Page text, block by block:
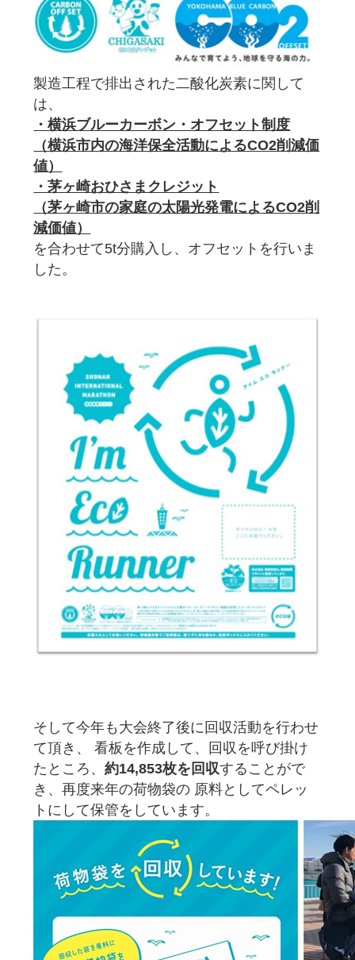
製造工程で排出された二酸化炭素に関して
は、
・横浜ブルーカーボン・オフセット制度
（横浜市内の海洋保全活動によるCO2削減価
値）
・茅ヶ崎おひさまクレジット
（茅ヶ崎市の家庭の太陽光発電によるCO2削
減価値）
を合わせて5t分購入し、オフセットを行いま
した。
そして今年も大会終了後に回収活動を行わせ
て頂き、 看板を作成して、回収を呼び掛け
たところ、約14,853枚を回収することがで
き、再度来年の荷物袋の 原料としてペレッ
トにして保管をしています。